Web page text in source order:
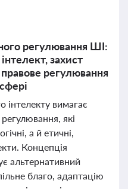
регулювання ШІ:
захист
регулювання
інтелекту вимагає
які
а й етичні,
Концепція
альтернативний
благо, адаптацію